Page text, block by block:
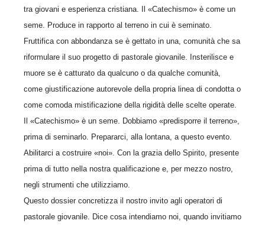
tra giovani e esperienza cristiana. Il «Catechismo» è come un
seme. Produce in rapporto al terreno in cui è seminato.
Fruttifica con abbondanza se è gettato in una, comunità che sa
riformulare il suo progetto di pastorale giovanile. Insterilisce e
muore se è catturato da qualcuno o da qualche comunità,
come giustificazione autorevole della propria linea di condotta o
come comoda mistificazione della rigidità delle scelte operate.
Il «Catechismo» è un seme. Dobbiamo «predisporre il terreno»,
prima di seminarlo. Prepararci, alla lontana, a questo evento.
Abilitarci a costruire «noi». Con la grazia dello Spirito, presente
prima di tutto nella nostra qualificazione e, per mezzo nostro,
negli strumenti che utilizziamo.
Questo dossier concretizza il nostro invito agli operatori di
pastorale giovanile. Dice cosa intendiamo noi, quando invitiamo